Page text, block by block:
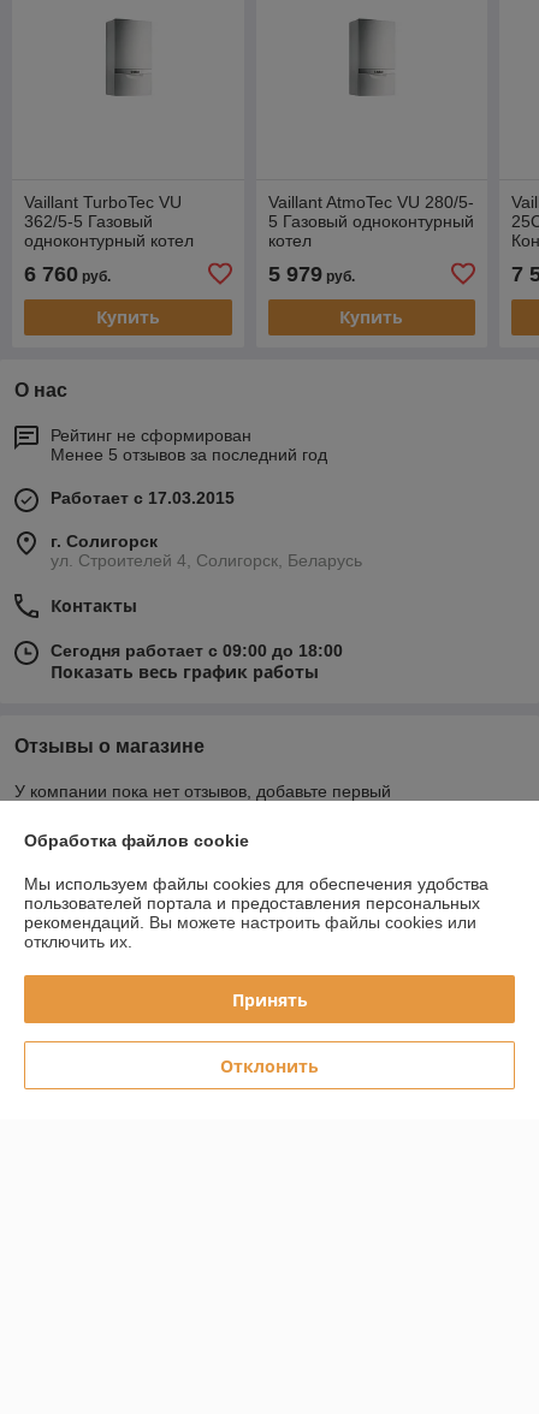
Vaillant TurboTec VU
362/5-5 Газовый
одноконтурный котел
6 760 руб.
Купить
Vaillant AtmoTec VU 280/5-
5 Газовый одноконтурный
котел
5 979руб.
Купить
7
О нас
Рейтинг не сформирован
Менее 5 отзывов за последний год
Работает с 17.03.2015
г. Солигорск
ул. Строителей 4, Солигорск, Беларусь
Контакты
Сегодня работает с 09:00 до 18:00
Показать весь график работы
Отзывы о магазине
У компании пока нет отзывов, добавьте первый
Контакты
Доставка и оплата
График работы
Полная версия сайта
Обработка файлов cookie
Мы используем файлы cookies для обеспечения удобства
пользователей портала и предоставления персональных
рекомендаций. Вы можете настроить файлы cookies или
отключить их.
Принять
Отклонить